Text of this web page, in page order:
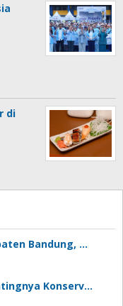
di
Bandung, …
Konserv…